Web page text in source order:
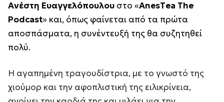
Ανέστη Ευαγγελόπουλου στο «AnesΤea The
Podcast» και, όπως φαίνεται από τα πρώτα
αποσπάσματα, η συνέντευξή της θα συζητηθεί
πολύ.
Η αγαπημένη τραγουδίστρια, με το γνωστό της
χιούμορ και την αφοπλιστική της ειλικρίνεια,